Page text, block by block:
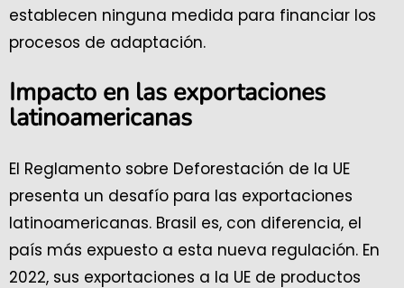
establecen ninguna medida para financiar los
procesos de adaptación.
Impacto en las exportaciones
latinoamericanas
El Reglamento sobre Deforestación de la UE
presenta un desafío para las exportaciones
latinoamericanas. Brasil es, con diferencia, el
país más expuesto a esta nueva regulación. En
2022, sus exportaciones a la UE de productos